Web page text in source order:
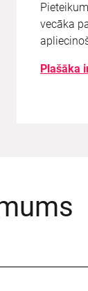
vecāka
Plašāka